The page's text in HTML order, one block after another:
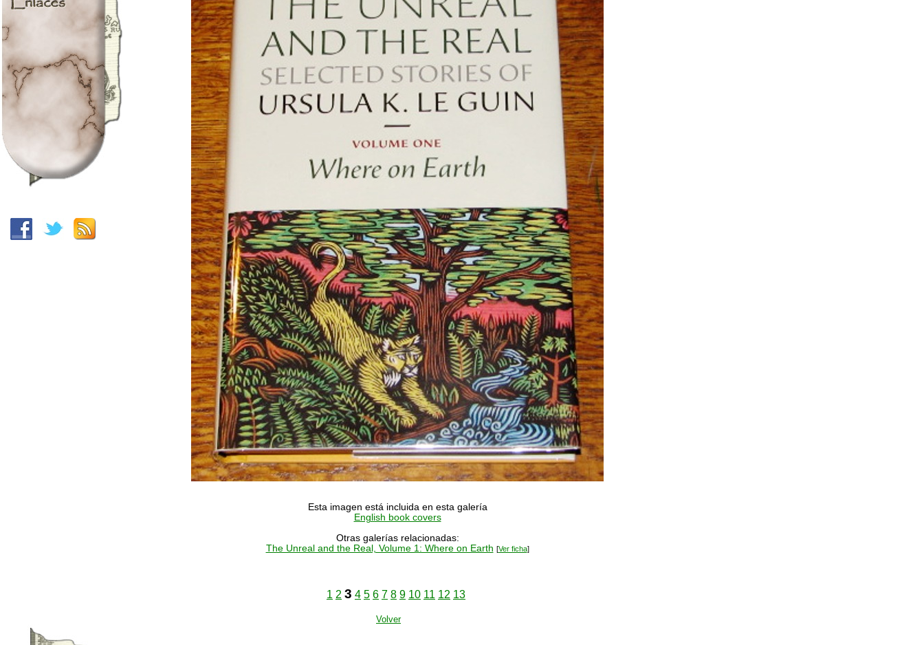
Esta imagen está incluida en esta galería
English book covers
Otras galerías relacionadas:
The Unreal and the Real, Volume 1: Where on Earth [Ver ficha]
1 2 3 4 5 6 7 8 9 10 11 12 13
Volver